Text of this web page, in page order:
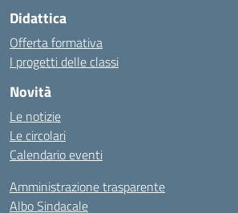
Didattica
Offerta formativa
I progetti delle classi
Novità
Le notizie
Le circolari
Calendario eventi
Amministrazione trasparente
Albo Sindacale